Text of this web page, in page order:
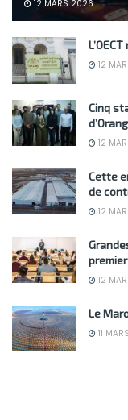
12 MARS 2026
12
Cinq
12
Cette
de
12
12
Le
11